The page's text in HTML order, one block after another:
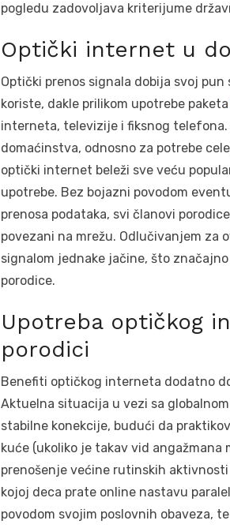
pogledu zadovoljava kriterijume
Optički internet u
Optički prenos signala dobija svoj
koriste, dakle prilikom upotrebe paketa
interneta, televizije i fiksnog
domaćinstva, odnosno za potrebe
optički internet beleži sve veću
upotrebe. Bez bojazni povodom
prenosa podataka, svi članovi
povezani na mrežu. Odlučivanjem za
signalom jednake jačine, što
porodice.
Upotreba optičkog
porodici
Benefiti optičkog interneta dodatno
Aktuelna situacija u vezi sa
stabilne konekcije, budući da
kuće (ukoliko je takav vid angažmana
prenošenje većine rutinskih
kojoj deca prate online nastavu
povodom svojim poslovnih obaveza,